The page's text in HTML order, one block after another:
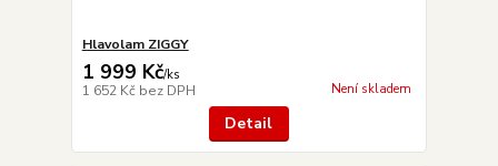
Hlavolam ZIGGY
1 999 Kč/ks
1 652 Kč bez DPH Není skladem
Detail